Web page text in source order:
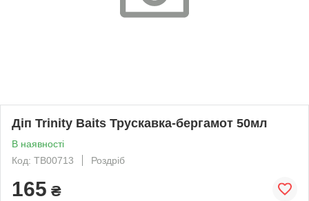
Діп Trinity Baits Трускавка-бергамот 50мл
В наявності
Код: TB00713
Роздріб
165 ₴